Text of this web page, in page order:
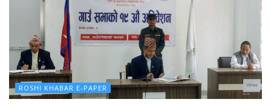
ROSHI KHABAR E-PAPER